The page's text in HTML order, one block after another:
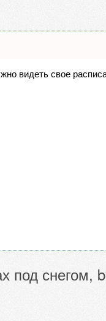
видеть свое
под снегом,